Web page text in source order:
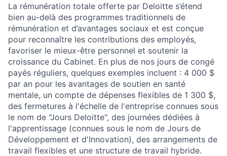
La rémunération totale offerte par Deloitte s’étend
bien au-delà des programmes traditionnels de
rémunération et d’avantages sociaux et est conçue
pour reconnaître les contributions des employés,
favoriser le mieux-être personnel et soutenir la
croissance du Cabinet. En plus de nos jours de congé
payés réguliers, quelques exemples incluent : 4 000 $
par an pour les avantages de soutien en santé
mentale, un compte de dépenses flexibles de 1 300 $,
des fermetures à l'échelle de l'entreprise connues sous
le nom de "Jours Deloitte", des journées dédiées à
l'apprentissage (connues sous le nom de Jours de
Développement et d'Innovation), des arrangements de
travail flexibles et une structure de travail hybride.